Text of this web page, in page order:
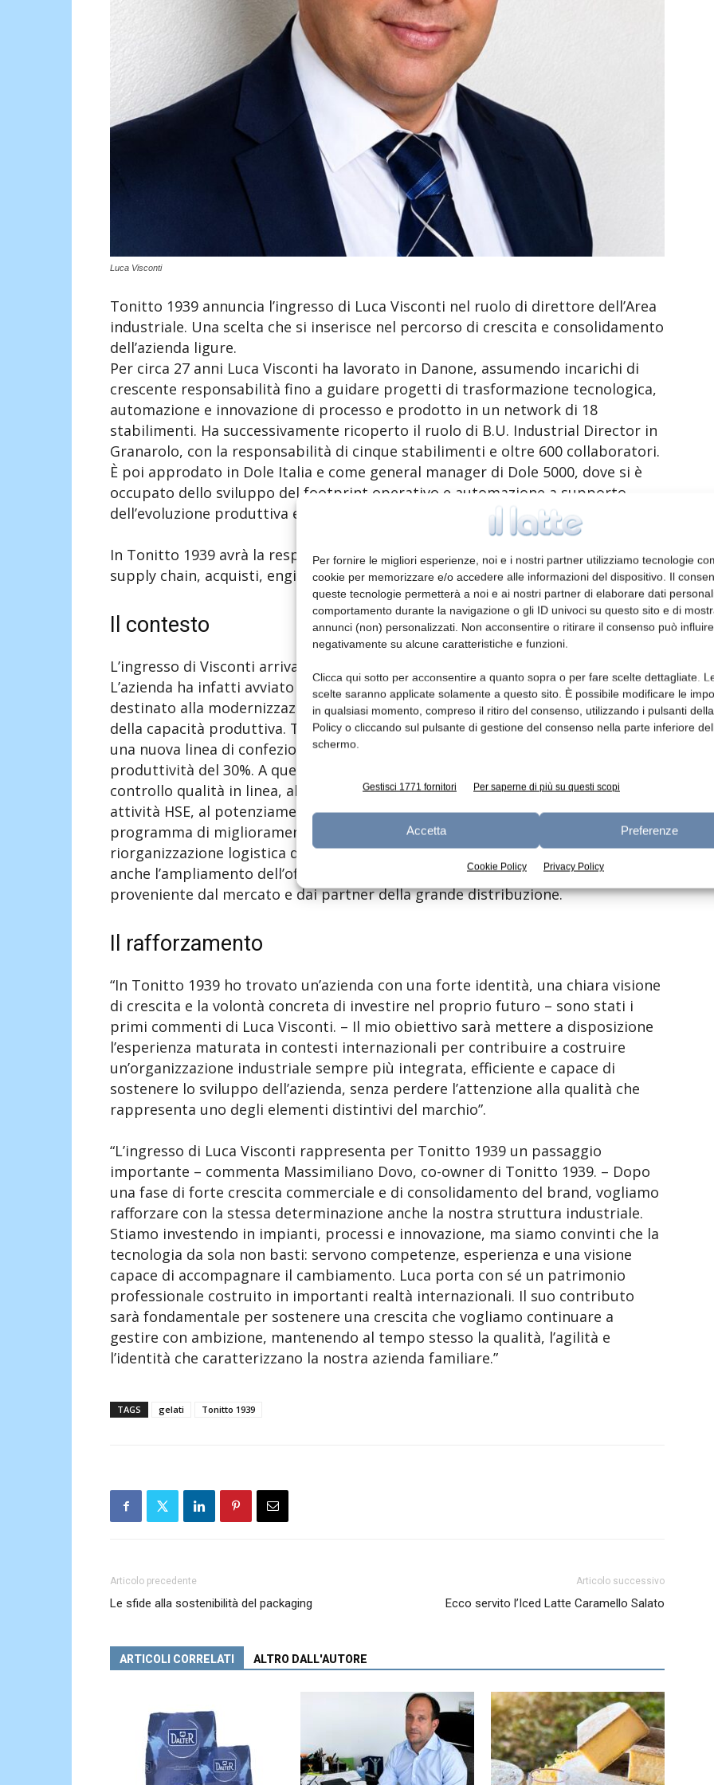
Per fornire le migliori esperienze, noi e i nostri partner utilizziamo tecnologie
cookie per memorizzare e/o accedere alle informazioni del dispositivo. Il
queste tecnologie permetterà a noi e ai nostri partner di elaborare dati
comportamento durante la navigazione o gli ID univoci su questo sito e di
annunci (non) personalizzati. Non acconsentire o ritirare il consenso può influire
negativamente su alcune caratteristiche e funzioni.
Clicca qui sotto per acconsentire a quanto sopra o per fare scelte dettagliate.
scelte saranno applicate solamente a questo sito. È possibile modificare le
in qualsiasi momento, compreso il ritiro del consenso, utilizzando i pulsanti
Policy o cliccando sul pulsante di gestione del consenso nella parte inferiore
schermo.
Gestisci 1771 fornitori Per saperne di più su questi scopi
Accetta Preferenze
Cookie Policy Privacy Policy
Luca Visconti
Tonitto 1939 annuncia l’ingresso di Luca Visconti nel ruolo di direttore dell’Area
industriale. Una scelta che si inserisce nel percorso di crescita e consolidamento
dell’azienda ligure.
Per circa 27 anni Luca Visconti ha lavorato in Danone, assumendo incarichi di
crescente responsabilità fino a guidare progetti di trasformazione tecnologica,
automazione e innovazione di processo e prodotto in un network di 18
stabilimenti. Ha successivamente ricoperto il ruolo di B.U. Industrial Director in
Granarolo, con la responsabilità di cinque stabilimenti e oltre 600 collaboratori.
È poi approdato in Dole Italia e come general manager di Dole 5000, dove si è
occupato dello sviluppo del footprint operativo e automazione a supporto
dell’evoluzione produttiva e distributiva di Dole.
In Tonitto 1939 avrà la responsabilità dell’intera Area industriale: produzione,
supply chain, acquisti, engineering e qualità.
Il contesto
L’ingresso di Visconti arriva in un momento significativo per Tonitto 1939.
L’azienda ha infatti avviato un piano di investimenti di circa 3 milioni di euro
destinato alla modernizzazione dello stabilimento di Genova e al potenziamento
della capacità produttiva. Tra gli interventi più rilevanti figura l’introduzione di
una nuova linea di confezionamento che ha già consentito un incremento della
produttività del 30%. A questi investimenti si affiancano progetti dedicati al
controllo qualità in linea, alla riduzione degli sprechi, al rafforzamento delle
attività HSE, al potenziamento dell’infrastruttura ERP, all’implementazione di un
programma di miglioramento continuo (operational excellence) e alla
riorganizzazione logistica della sede operativa. Un percorso che accompagna
anche l’ampliamento dell’offerta di prodotto e la crescente richiesta
proveniente dal mercato e dai partner della grande distribuzione.
Il rafforzamento
“In Tonitto 1939 ho trovato un’azienda con una forte identità, una chiara visione
di crescita e la volontà concreta di investire nel proprio futuro – sono stati i
primi commenti di Luca Visconti. – Il mio obiettivo sarà mettere a disposizione
l’esperienza maturata in contesti internazionali per contribuire a costruire
un’organizzazione industriale sempre più integrata, efficiente e capace di
sostenere lo sviluppo dell’azienda, senza perdere l’attenzione alla qualità che
rappresenta uno degli elementi distintivi del marchio”.
“L’ingresso di Luca Visconti rappresenta per Tonitto 1939 un passaggio
importante – commenta Massimiliano Dovo, co-owner di Tonitto 1939. – Dopo
una fase di forte crescita commerciale e di consolidamento del brand, vogliamo
rafforzare con la stessa determinazione anche la nostra struttura industriale.
Stiamo investendo in impianti, processi e innovazione, ma siamo convinti che la
tecnologia da sola non basti: servono competenze, esperienza e una visione
capace di accompagnare il cambiamento. Luca porta con sé un patrimonio
professionale costruito in importanti realtà internazionali. Il suo contributo
sarà fondamentale per sostenere una crescita che vogliamo continuare a
gestire con ambizione, mantenendo al tempo stesso la qualità, l’agilità e
l’identità che caratterizzano la nostra azienda familiare.”
TAGS gelati Tonitto 1939
Articolo precedente
Le sfide alla sostenibilità del packaging
Articolo successivo
Ecco servito l’Iced Latte Caramello Salato
ARTICOLI CORRELATI ALTRO DALL'AUTORE